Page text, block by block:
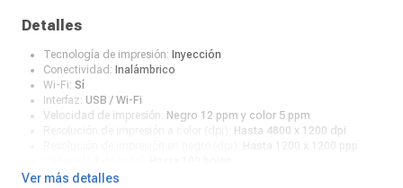
Detalles
Tecnología de impresión: Inyección
Conectividad: Inalámbrico
Wi-Fi: Sí
Interfaz: USB / Wi-Fi
Velocidad de impresión: Negro 12 ppm y color 5 ppm
Hasta 4800 x 1200 dpi
Copias múltiples:
Ver más detalles